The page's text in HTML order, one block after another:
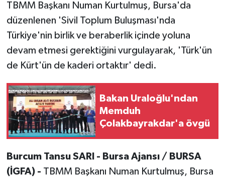
TBMM Başkanı Numan Kurtulmuş, Bursa'da
düzenlenen 'Sivil Toplum Buluşması'nda
Türkiye'nin birlik ve beraberlik içinde yoluna
devam etmesi gerektiğini vurgulayarak, 'Türk'ün
de Kürt'ün de kaderi ortaktır' dedi.
Bakan Uraloğlu'ndan
Memduh
Çolakbayrakdar'a övgü
Burcum Tansu SARI - Bursa Ajansı / BURSA
(İGFA) - TBMM Başkanı Numan Kurtulmuş, Bursa